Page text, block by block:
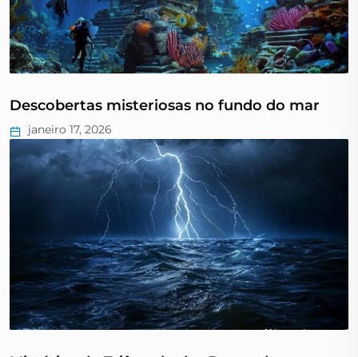
Descobertas misteriosas no fundo do mar
janeiro 17, 2026